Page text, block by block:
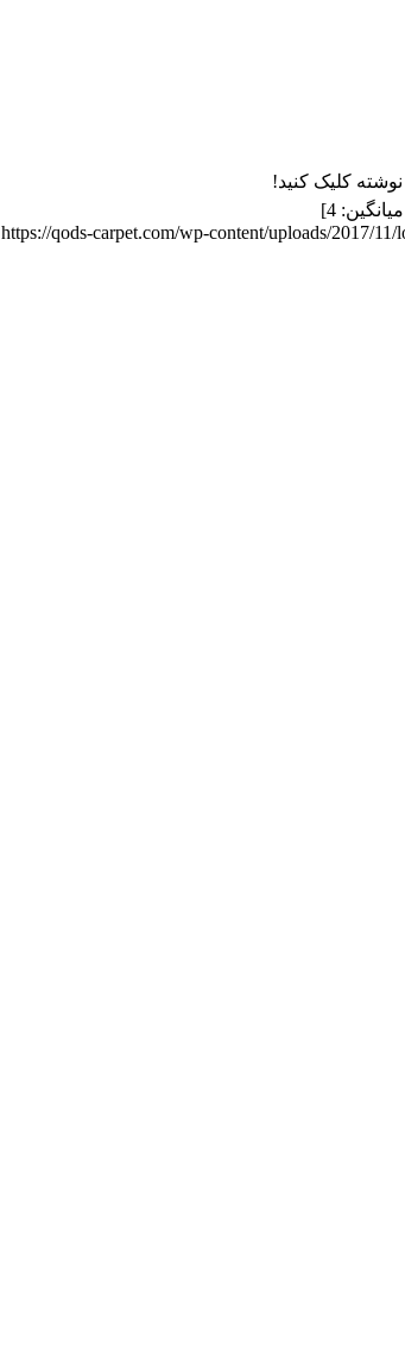
نوشته کلیک کنید!
میانگین:4
]
https://qods-carpet.com/wp-content/uploads/2017/11/